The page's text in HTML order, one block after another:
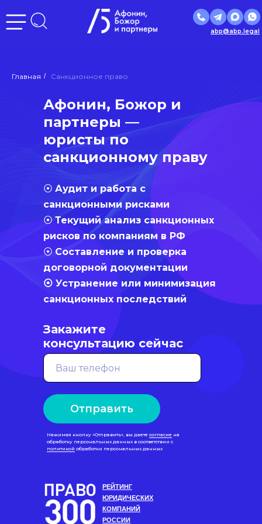
abp@abp.legal
Главная / Санкционное право
Афонин, Божор и
партнеры —
юристы по
санкционному праву
⦿ Аудит и работа с
санкционными рисками
⦿Текущий анализ санкционных
рисков по компаниям в РФ
⦿ Составление и проверка
договорной документации
⦿ Устранение или минимизация
санкционных последствий
Закажите
консультацию сейчас
Отправить
РЕЙТИНГ
ЮРИДИЧЕСКИХ
КОМПАНИЙ
РОССИИ
Нажимая кнопку «Отправить», вы даете согласие на
обработку персональных данных в соответствии с
политикой обработки персональных данных